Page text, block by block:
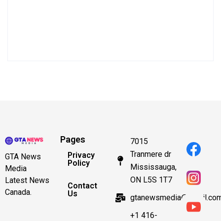
GTA News
Media
Latest News
Canada.
Pages
Privacy
Policy
Contact
Us
7015
Tranmere dr
Mississauga,
ON L5S 1T7
+1 416-